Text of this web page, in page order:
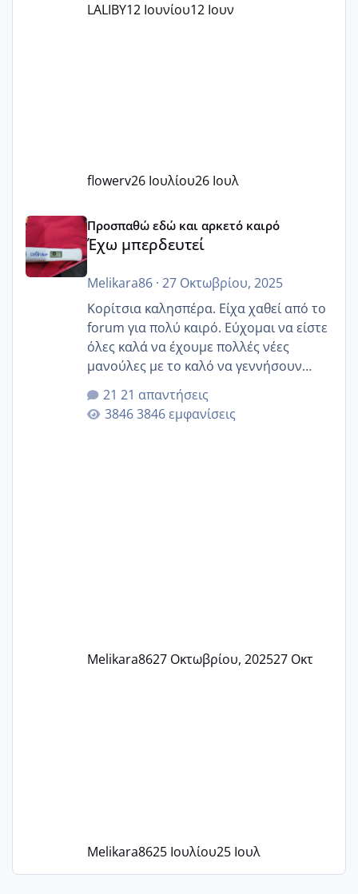
LALIBY12 Ιουνίου12 Ιουν
flowerv26 Ιουλίου26 Ιουλ
Έχω μπερδευτεί
Προσπαθώ εδώ και αρκετό καιρό
Έχω μπερδευτεί
Melikara86· 27 Οκτωβρίου, 2025
Κορίτσια καλησπέρα. Είχα χαθεί από το
forum για πολύ καιρό. Εύχομαι να είστε
όλες καλά να έχουμε πολλές νέες
μανούλες με το καλό να γεννήσουν
αυτές που ήδη περιμένουν. Να πάρουν
γερα μωράκια στην αγκαλίτσα τους
🙏🏼🙏🏼 Ας πάμε λοιπόν στο θέμα μου.
21 απαντήσεις
3846 εμφανίσεις
Melikara8627 Οκτωβρίου, 202527 Οκτ
Melikara8625 Ιουλίου25 Ιουλ